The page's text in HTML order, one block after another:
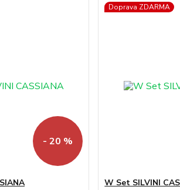
- 20 %
Doprava ZDARMA
W Set SILVINI